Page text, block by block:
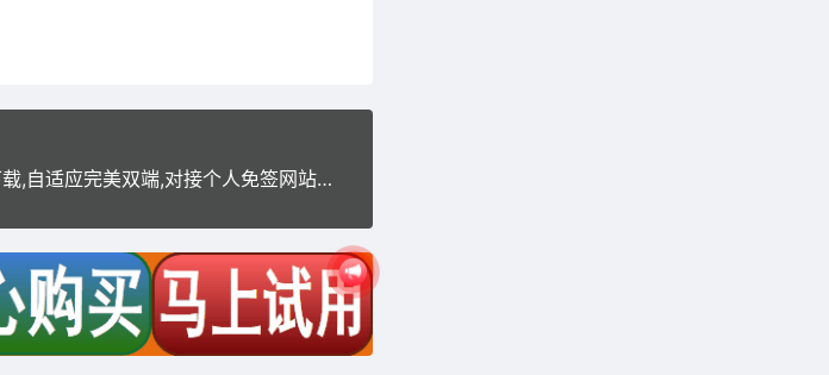
拼团商城源码下载,自适应完美双端,对接个人免签网站源码带视频教程